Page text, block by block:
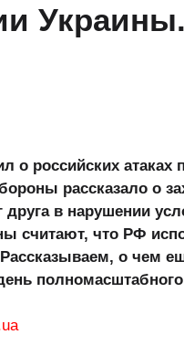
о российских атаках
рассказало о
в нарушении
считают, что РФ
о чем